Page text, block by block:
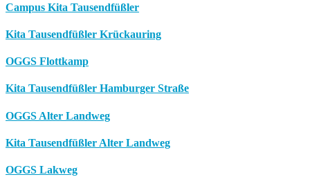
Campus Kita Tausendfüßler
Kita Tausendfüßler Krückauring
OGGS Flottkamp
Kita Tausendfüßler Hamburger Straße
OGGS Alter Landweg
Kita Tausendfüßler Alter Landweg
OGGS Lakweg